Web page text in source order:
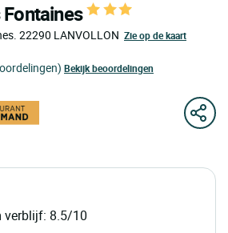
22290 LANVOLLON Zie op de kaart
Bekijk beoordelingen
verblijf: 8.5/10